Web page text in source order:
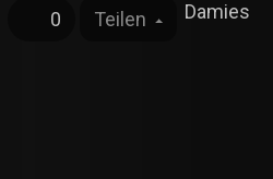
0
Teilen
Damies